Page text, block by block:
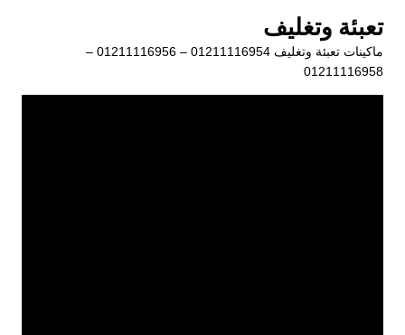
المحتوى
تعبئة وتغليف
ماكينات تعبئة وتغليف 01211116954 – 01211116956 –
01211116958